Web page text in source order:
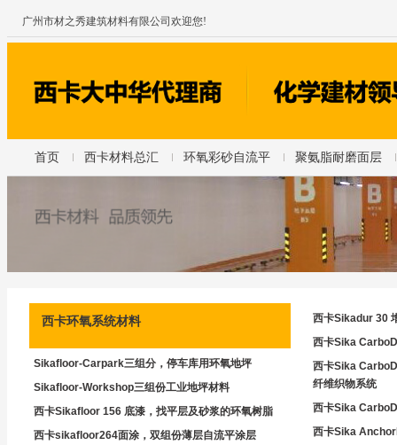
广州市材之秀建筑材料有限公司欢迎您!
首页 西卡材料总汇 环氧彩砂自流平 聚氨脂耐磨面层
西卡环氧系统材料
Sikafloor-Carpark三组分，停车库用环氧地坪
Sikafloor-Workshop三组份工业地坪材料
西卡Sikafloor 156 底漆，找平层及砂浆的环氧树脂
西卡sikafloor264面涂，双组份薄层自流平涂层
西卡Sikadur 30
西卡Sika
西卡Sika
纤维织物系统
西卡Sika
西卡Sika